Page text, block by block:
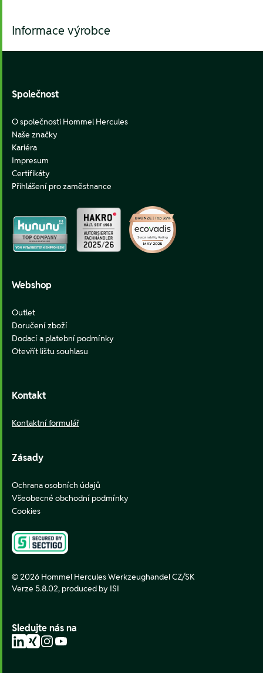
Informace výrobce
Společnost
O společnosti Hommel Hercules
Naše značky
Kariéra
Impresum
Certifikáty
Přihlášení pro zaměstnance
Webshop
Outlet
Doručení zboží
Dodací a platební podmínky
Otevřít lištu souhlasu
Kontakt
Kontaktní formulář
Zásady
Ochrana osobních údajů
Všeobecné obchodní podmínky
Cookies
© 2026 Hommel Hercules Werkzeughandel CZ/SK
Verze 5.8.02, produced by ISI
Sledujte nás na
LinkedIn
XingInstagram
YouTube